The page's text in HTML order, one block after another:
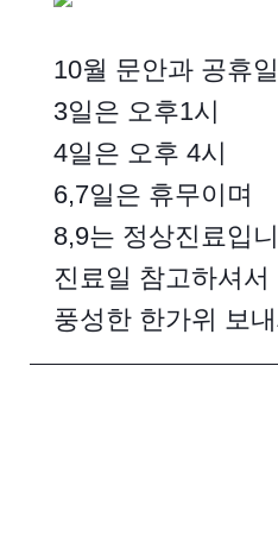
10월 문안과 공휴
3일은 오후1시
4일은 오후 4시
6,7일은 휴무이며
8,9는 정상진료입
진료일 참고하셔
풍성한 한가위 보